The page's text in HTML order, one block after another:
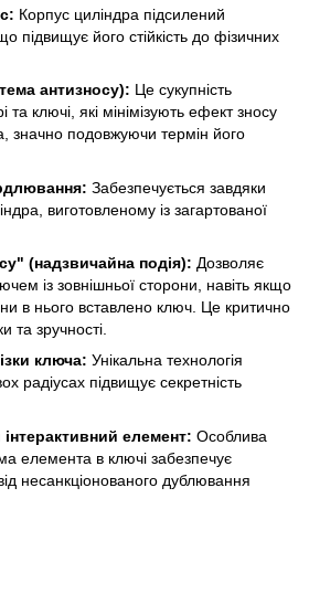
Корпус циліндра підсилений
підвищує його стійкість до фізичних
антизносу): Це сукупність
та ключі, які мінімізують ефект зносу
значно подовжуючи термін його
Забезпечується завдяки
виготовленому із загартованої
(надзвичайна подія): Дозволяє
із зовнішньої сторони, навіть якщо
в нього вставлено ключ. Це критично
та зручності.
ключа: Унікальна технологія
радіусах підвищує секретність
елемент: Особлива
елемента в ключі забезпечує
несанкціонованого дублювання